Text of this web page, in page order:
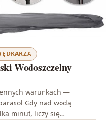
Wodoszczelny
warunkach —
Gdy nad wodą
minut, liczy się…